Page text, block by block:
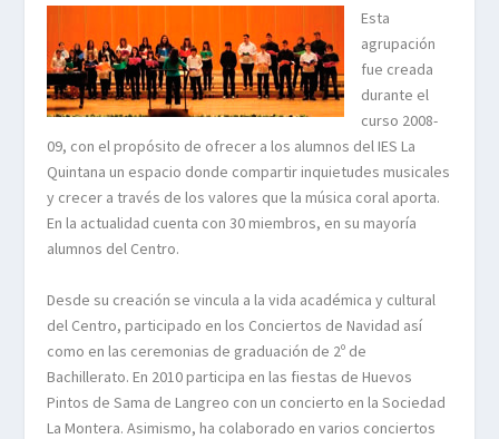
Esta
agrupación
fue creada
durante el
curso 2008-
09, con el propósito de ofrecer a los alumnos del IES La
Quintana un espacio donde compartir inquietudes musicales
y crecer a través de los valores que la música coral aporta.
En la actualidad cuenta con 30 miembros, en su mayoría
alumnos del Centro.
Desde su creación se vincula a la vida académica y cultural
del Centro, participado en los Conciertos de Navidad así
como en las ceremonias de graduación de 2º de
Bachillerato. En 2010 participa en las fiestas de Huevos
Pintos de Sama de Langreo con un concierto en la Sociedad
La Montera. Asimismo, ha colaborado en varios conciertos